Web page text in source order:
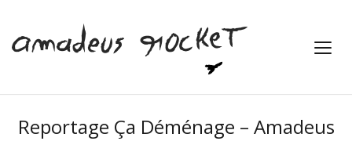
Reportage Ça Déménage – Amadeus